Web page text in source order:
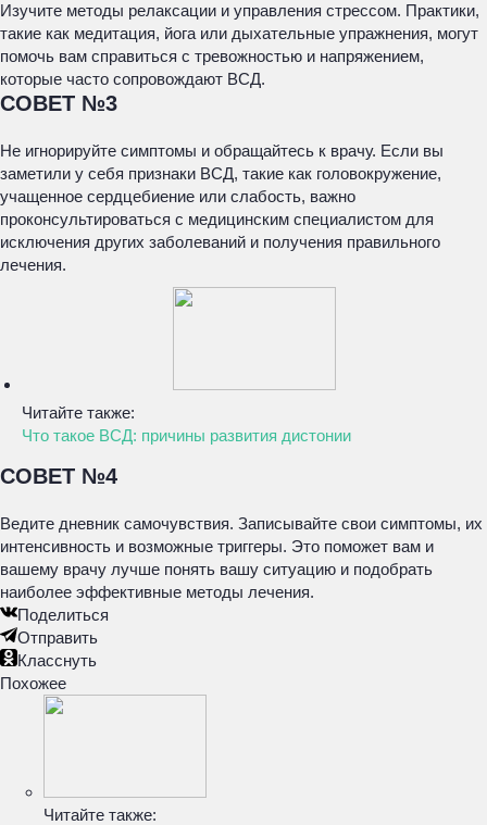
Изучите методы релаксации и управления стрессом. Практики,
такие как медитация, йога или дыхательные упражнения, могут
помочь вам справиться с тревожностью и напряжением,
которые часто сопровождают ВСД.
СОВЕТ №3
Не игнорируйте симптомы и обращайтесь к врачу. Если вы
заметили у себя признаки ВСД, такие как головокружение,
учащенное сердцебиение или слабость, важно
проконсультироваться с медицинским специалистом для
исключения других заболеваний и получения правильного
лечения.
Читайте также:
Что такое ВСД: причины развития дистонии
СОВЕТ №4
Ведите дневник самочувствия. Записывайте свои симптомы, их
интенсивность и возможные триггеры. Это поможет вам и
вашему врачу лучше понять вашу ситуацию и подобрать
наиболее эффективные методы лечения.
Поделиться
Отправить
Класснуть
Похожее
Читайте также: